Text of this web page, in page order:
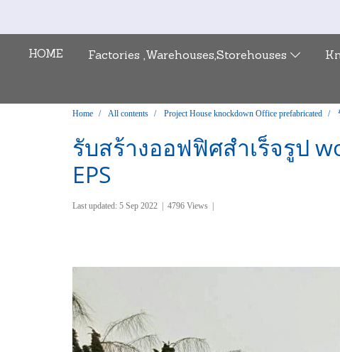
HOME Factories ,Warehouses,Storehouses
Home All contents Project House knockdown Office prefabricated
รับสร้างออฟฟิศสำเร็จรูป
EPS
Last updated: 5 Sep 2022 4796 Views